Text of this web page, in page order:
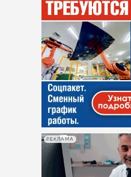
РЕКЛАМА